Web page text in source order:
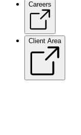
Careers
Client Area